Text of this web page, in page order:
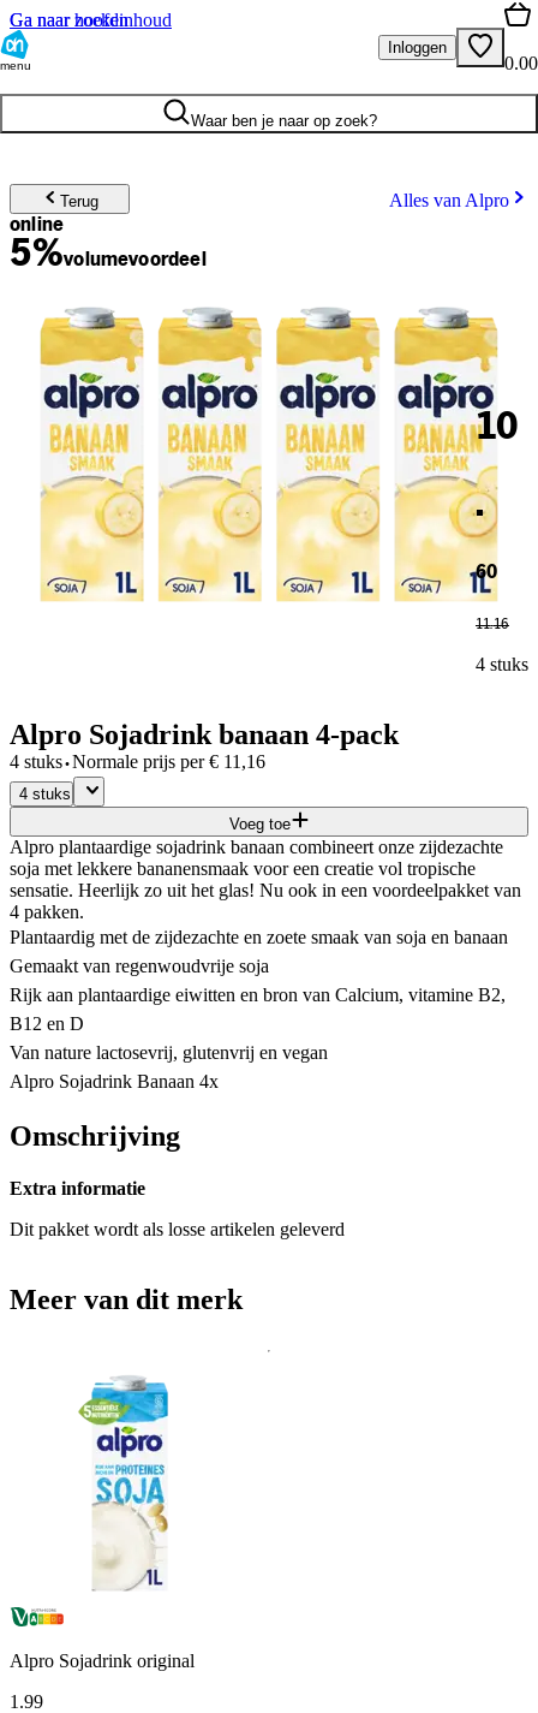
Ga naar hoofdinhoud
Ga naar zoeken
menu
Inloggen
0.00
Waar ben je naar op zoek?
Terug Alles van Alpro
online
5%volumevoordeel
10
.
60
11.16
4 stuks
Alpro Sojadrink banaan 4-pack
4 stuks·Normale prijs per € 11,16
4 stuks
Voeg toe
Alpro plantaardige sojadrink banaan combineert onze zijdezachte
soja met lekkere bananensmaak voor een creatie vol tropische
sensatie. Heerlijk zo uit het glas! Nu ook in een voordeelpakket van
4 pakken.
Plantaardig met de zijdezachte en zoete smaak van soja en banaan
Gemaakt van regenwoudvrije soja
Rijk aan plantaardige eiwitten en bron van Calcium, vitamine B2,
B12 en D
Van nature lactosevrij, glutenvrij en vegan
Alpro Sojadrink Banaan 4x
Omschrijving
Extra informatie
Dit pakket wordt als losse artikelen geleverd
Meer van dit merk
Alpro Sojadrink original
1 .99